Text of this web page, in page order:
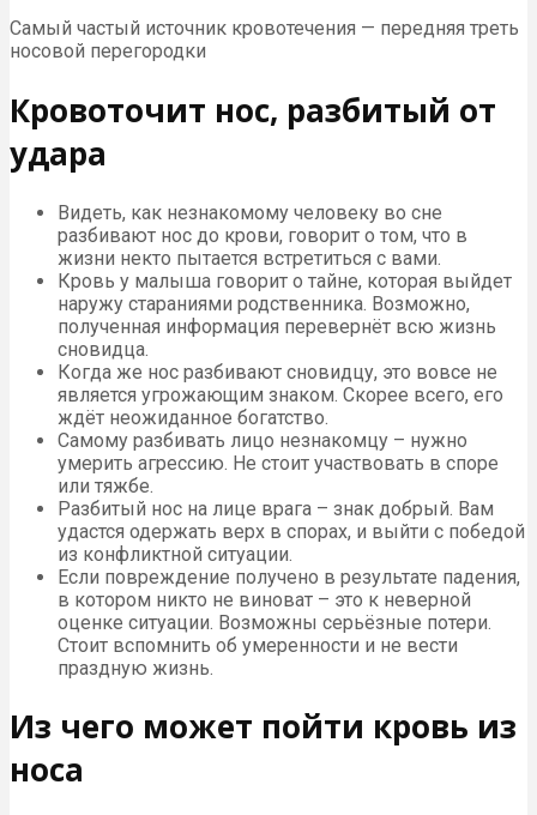
Самый частый источник кровотечения — передняя треть
носовой перегородки
Кровоточит нос, разбитый от
удара
Видеть, как незнакомому человеку во сне
разбивают нос до крови, говорит о том, что в
жизни некто пытается встретиться с вами.
Кровь у малыша говорит о тайне, которая выйдет
наружу стараниями родственника. Возможно,
полученная информация перевернёт всю жизнь
сновидца.
Когда же нос разбивают сновидцу, это вовсе не
является угрожающим знаком. Скорее всего, его
ждёт неожиданное богатство.
Самому разбивать лицо незнакомцу – нужно
умерить агрессию. Не стоит участвовать в споре
или тяжбе.
Разбитый нос на лице врага – знак добрый. Вам
удастся одержать верх в спорах, и выйти с победой
из конфликтной ситуации.
Если повреждение получено в результате падения,
в котором никто не виноват – это к неверной
оценке ситуации. Возможны серьёзные потери.
Стоит вспомнить об умеренности и не вести
праздную жизнь.
Из чего может пойти кровь из
носа